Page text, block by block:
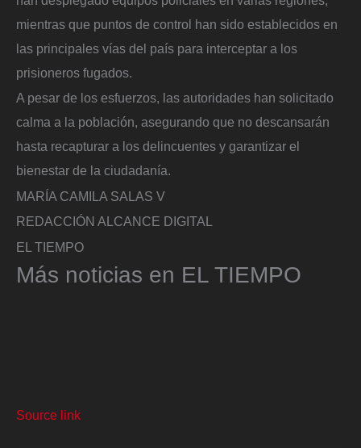
mientras que puntos de control han sido establecidos en
las principales vías del país para interceptar a los
prisioneros fugados.
A pesar de los esfuerzos, las autoridades han solicitado
calma a la población, asegurando que no descansarán
hasta recapturar a los delincuentes y garantizar el
bienestar de la ciudadanía.
MARÍA CAMILA SALAS V
REDACCIÓN ALCANCE DIGITAL
EL TIEMPO
Más noticias en EL TIEMPO
Source link